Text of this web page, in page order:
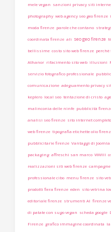
mele vegan sanzioni privacy siti
photography web agency seo geo firenze
moda firenze parole che contano
coordinata firenze ali seo geo firenze
bellissime costo sito web firenze perchè
Athanor rifacimento sito web illusioni
servizio fotografico professionale
comunicazione adeguamento privacy
keplero local seo tentazione di cristo
malinconia delle ninfe pubblicità
analisi seo firenze sito internet
web firenze tipografia etichette olio
pubblicitarie firenze Vantaggi di Joomla
packaging affreschi san marco WWIII
realizzazioni siti web firenze
professionale cibo menu firenze sito
prodotti fiera firenze eden sito vetrina
editoriale firenze strumenti AI firenze
di patate con sugo vegan scheda google
Firenze grafico immagine coordinata